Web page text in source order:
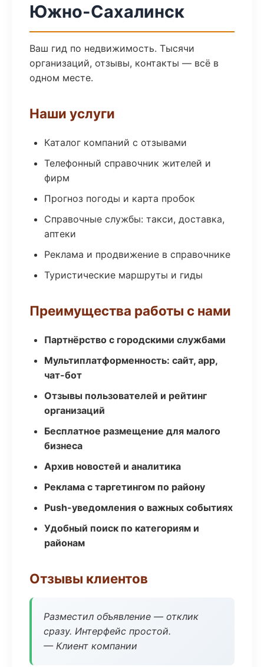
Южно-Сахалинск
Ваш гид по недвижимость. Тысячи
организаций, отзывы, контакты — всё в
одном месте.
Наши услуги
Каталог компаний с отзывами
Телефонный справочник жителей и
фирм
Прогноз погоды и карта пробок
Справочные службы: такси, доставка,
аптеки
Реклама и продвижение в справочнике
Туристические маршруты и гиды
Преимущества работы с нами
Партнёрство с городскими службами
Мультиплатформенность: сайт, app,
чат-бот
Отзывы пользователей и рейтинг
организаций
Бесплатное размещение для малого
бизнеса
Архив новостей и аналитика
Реклама с таргетингом по району
Push-уведомления о важных событиях
Удобный поиск по категориям и
районам
Отзывы клиентов
Разместил объявление — отклик
сразу. Интерфейс простой.
— Клиент компании